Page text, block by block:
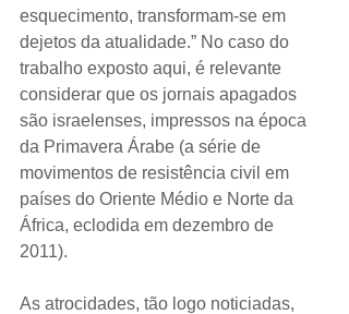
esquecimento, transformam-se em
dejetos da atualidade.” No caso do
trabalho exposto aqui, é relevante
considerar que os jornais apagados
são israelenses, impressos na época
da Primavera Árabe (a série de
movimentos de resistência civil em
países do Oriente Médio e Norte da
África, eclodida em dezembro de
2011).
As atrocidades, tão logo noticiadas,